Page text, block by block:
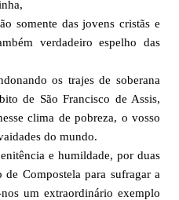
somente das jovens cristãs e
verdadeiro espelho das
os trajes de soberana
de São Francisco de Assis,
clima de pobreza, o vosso
do mundo.
e humildade, por duas
de Compostela para sufragar a
um extraordinário exemplo